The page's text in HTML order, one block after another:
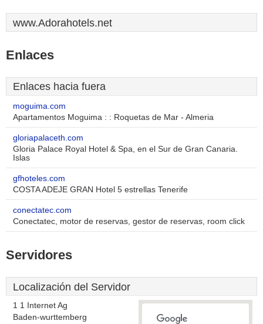
www.Adorahotels.net
Enlaces
Enlaces hacia fuera
moguima.com
Apartamentos Moguima : : Roquetas de Mar - Almeria
gloriapalaceth.com
Gloria Palace Royal Hotel & Spa, en el Sur de Gran Canaria.
Islas
gfhoteles.com
COSTA ADEJE GRAN Hotel 5 estrellas Tenerife
conectatec.com
Conectatec, motor de reservas, gestor de reservas, room click
Servidores
Localización del Servidor
1 1 Internet Ag
Baden-wurttemberg